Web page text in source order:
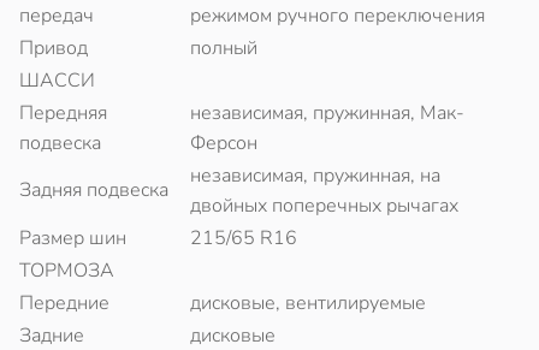
передач
режимом ручного переключения
Привод
полный
ШАССИ
Передняя
подвеска
независимая, пружинная, Мак-
Ферсон
Задняя подвеска
независимая, пружинная, на
двойных поперечных рычагах
Размер шин
215/65 R16
ТОРМОЗА
Передние
дисковые, вентилируемые
Задние
дисковые